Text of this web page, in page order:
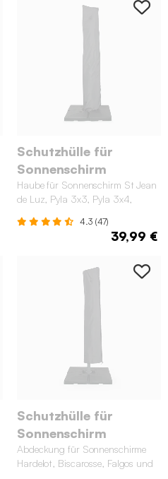
Schutzhülle für
Sonnenschirm
Haube für Sonnenschirm St Jean
de Luz, Pyla 3x3, Pyla 3x4,
4.3 (47)
39,99 €
Schutzhülle für
Sonnenschirm
Abdeckung für Sonnenschirme
Hardelot, Biscarosse, Falgos und